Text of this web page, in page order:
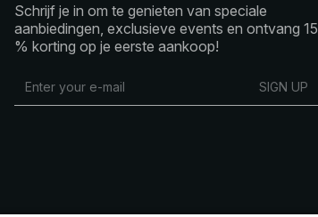
Schrijf je in om te genieten van speciale
aanbiedingen, exclusieve events en ontvang 15
% korting op je eerste aankoop!
SIGN UP